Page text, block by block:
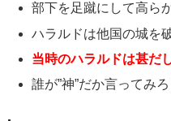
部下を足蹴にして高ら
ハラルドは他国の城を
当時のハラルドは甚だ
誰が”神”だか言ってみ